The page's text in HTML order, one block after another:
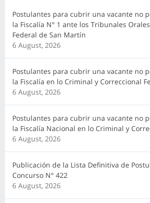
Postulantes para cubrir una vacante no
la Fiscalía N° 1 ante los Tribunales
Federal de San Martín
6 August, 2026
Postulantes para cubrir una vacante no
la Fiscalía en lo Criminal y Correccional
6 August, 2026
Postulantes para cubrir una vacante no
la Fiscalía Nacional en lo Criminal y
6 August, 2026
Publicación de la Lista Definitiva de
Concurso N° 422
6 August, 2026